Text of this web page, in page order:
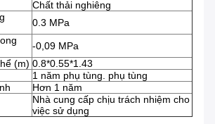
Chất thải nghiêng
0.3 MPa
-0,09 MPa
(m) 0.8*0.55*1.43
1 năm phụ tùng. phụ tùng
Hơn 1 năm
Nhà cung cấp chịu trách nhiệm cho
việc sử dụng